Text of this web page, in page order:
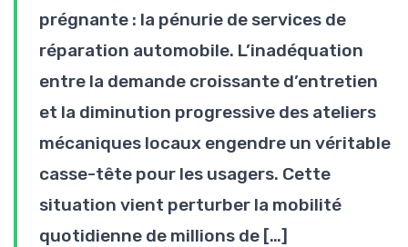
prégnante : la pénurie de services de
réparation automobile. L’inadéquation
entre la demande croissante d’entretien
et la diminution progressive des ateliers
mécaniques locaux engendre un véritable
casse-tête pour les usagers. Cette
situation vient perturber la mobilité
quotidienne de millions de […]